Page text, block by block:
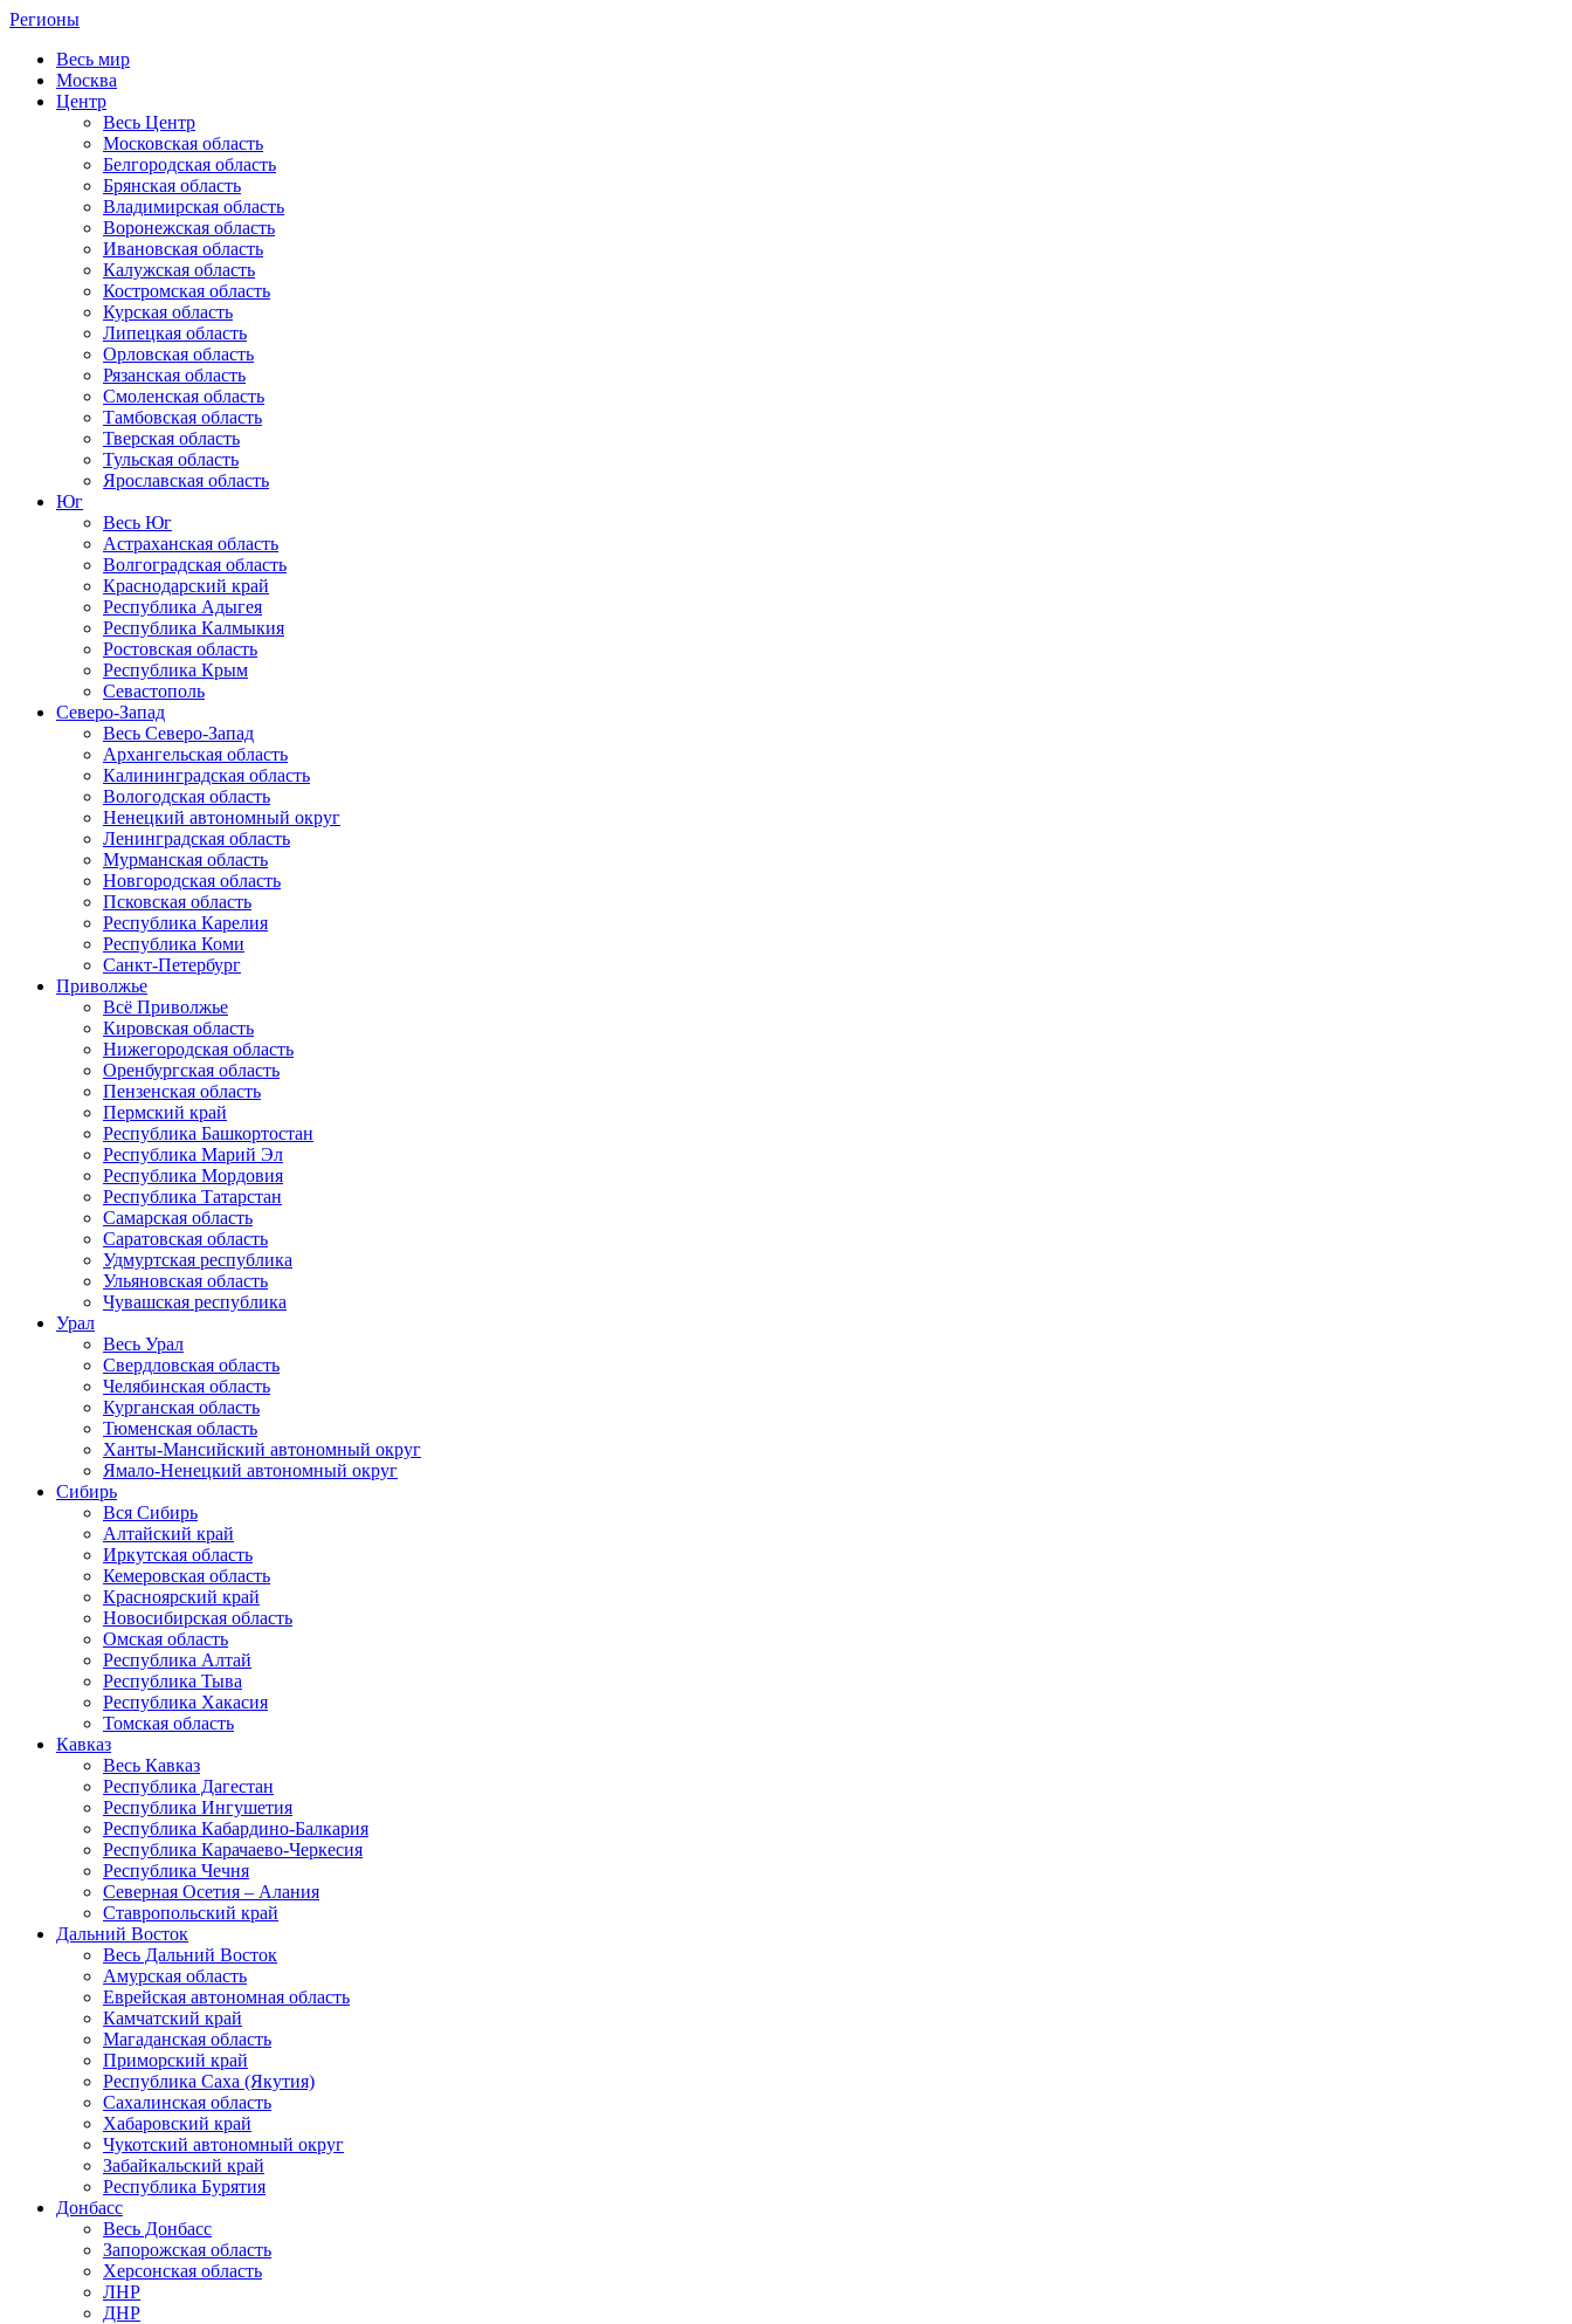
Регионы
Весь мир
Москва
Центр
Весь Центр
Московская область
Белгородская область
Брянская область
Владимирская область
Воронежская область
Ивановская область
Калужская область
Костромская область
Курская область
Липецкая область
Орловская область
Рязанская область
Смоленская область
Тамбовская область
Тверская область
Тульская область
Ярославская область
Юг
Весь Юг
Астраханская область
Волгоградская область
Краснодарский край
Республика Адыгея
Республика Калмыкия
Ростовская область
Республика Крым
Севастополь
Северо-Запад
Весь Северо-Запад
Архангельская область
Калининградская область
Вологодская область
Ненецкий автономный округ
Ленинградская область
Мурманская область
Новгородская область
Псковская область
Республика Карелия
Республика Коми
Санкт-Петербург
Приволжье
Всё Приволжье
Кировская область
Нижегородская область
Оренбургская область
Пензенская область
Пермский край
Республика Башкортостан
Республика Марий Эл
Республика Мордовия
Республика Татарстан
Самарская область
Саратовская область
Удмуртская республика
Ульяновская область
Чувашская республика
Урал
Весь Урал
Свердловская область
Челябинская область
Курганская область
Тюменская область
Ханты-Мансийский автономный округ
Ямало-Ненецкий автономный округ
Сибирь
Вся Сибирь
Алтайский край
Иркутская область
Кемеровская область
Красноярский край
Новосибирская область
Омская область
Республика Алтай
Республика Тыва
Республика Хакасия
Томская область
Кавказ
Весь Кавказ
Республика Дагестан
Республика Ингушетия
Республика Кабардино-Балкария
Республика Карачаево-Черкесия
Республика Чечня
Северная Осетия – Алания
Ставропольский край
Дальний Восток
Весь Дальний Восток
Амурская область
Еврейская автономная область
Камчатский край
Магаданская область
Приморский край
Республика Саха (Якутия)
Сахалинская область
Хабаровский край
Чукотский автономный округ
Забайкальский край
Республика Бурятия
Донбасс
Весь Донбасс
Запорожская область
Херсонская область
ЛНР
ДНР